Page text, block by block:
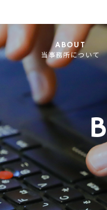
ABOUT
当事務所について